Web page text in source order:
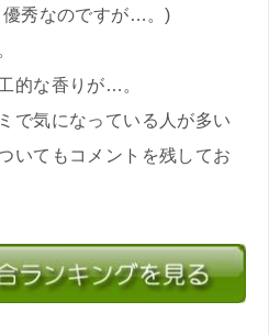
優秀なのですが…。)
的な香りが…。
で気になっている人が多い
いてもコメントを残してお